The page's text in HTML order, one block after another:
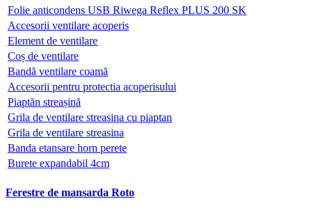
Folie anticondens USB Riwega Reflex PLUS 200 SK
Accesorii ventilare acoperis
Element de ventilare
Coș de ventilare
Bandă ventilare coamă
Accesorii pentru protectia acoperisului
Piaptăn streașină
Grila de ventilare streasina cu piaptan
Grila de ventilare streasina
Banda etansare horn perete
Burete expandabil 4cm
Ferestre de mansarda Roto